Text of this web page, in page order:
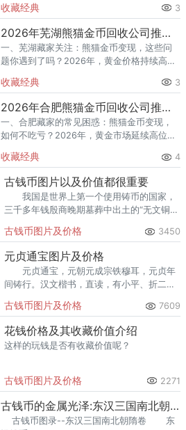
资和收藏价值，深受市场青睐。最新回收行
情显示，30克熊猫金币回
收藏经典 3
2026年芜湖熊猫金币回收公司推荐 芜湖本地哪里回收更靠谱？
一、芜湖藏家关注：熊猫金币变现，这些问
题你遇到了吗？2026年，黄金价格持续高位
资和收藏价值，深受市场青睐。最新回收行
情显示，30克熊猫金币回
收藏经典 3
2026年合肥熊猫金币回收公司推荐 合肥哪里回收价格高？
一、合肥藏家的常见困惑：熊猫金币变现，
如何不吃亏？2026年，黄金市场延续高位震
投资保值与艺术收藏双重属性，一直是贵金
属市场的热门品种。202
收藏经典 4
古钱币图片以及价值都很重要
我国是世界上第一个使用铸币的国家，
三千多年钱殷商晚期墓葬中出土的“无文铜
古钱币图片及价格 3450
元贞通宝图片及价格
元贞通宝，元朝元成宗铁穆耳，元贞年
间铸行。汉文楷书，直读，有小平、折二两
清。 元贞通宝楷书小平光背 3000元 成
宗元贞年间铸。
古钱币图片及价格 7609
花钱价格及其收藏价值介绍
这样的玩钱是否有收藏价值呢？
古钱币图片及价格 2271
古钱币的金属光泽:东汉三国南北朝隋卷
古钱币图录--东汉三国南北朝隋卷 东